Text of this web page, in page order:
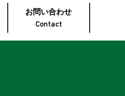
お問い合わせ
Contact